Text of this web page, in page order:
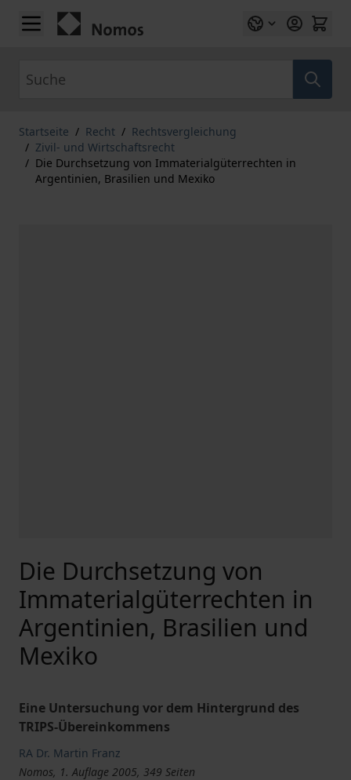
Zum Inhalt springen
Startseite / Recht / Rechtsvergleichung
/ Zivil- und Wirtschaftsrecht
/ Die Durchsetzung von Immaterialgüterrechten in
Argentinien, Brasilien und Mexiko
Die Durchsetzung von
Immaterialgüterrechten in
Argentinien, Brasilien und
Mexiko
Eine Untersuchung vor dem Hintergrund des
TRIPS-Übereinkommens
RA Dr. Martin Franz
Nomos, 1. Auflage 2005, 349 Seiten